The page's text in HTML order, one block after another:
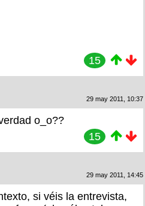
15
29 may 2011, 10:37
o_o??
15
29 may 2011, 14:45
si véis la entrevista,